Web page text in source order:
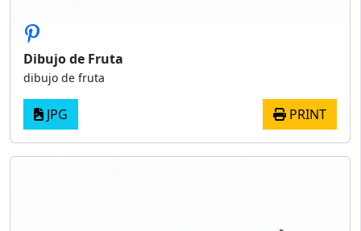
Dibujo de Fruta
dibujo de fruta
JPG PRINT